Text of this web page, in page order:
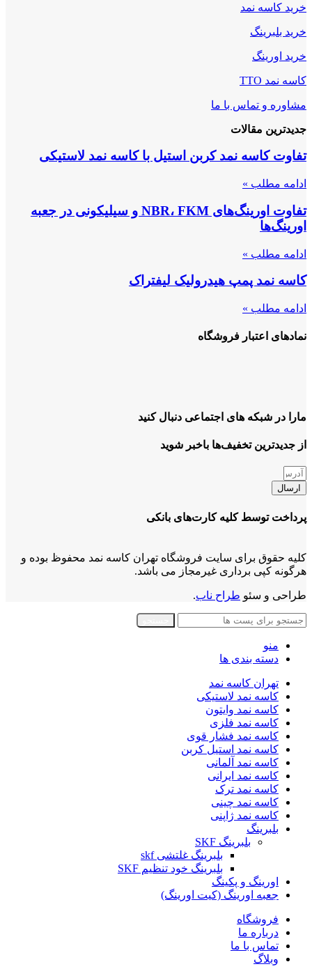
خرید کاسه نمد
خرید بلبرینگ
خرید اورینگ
کاسه نمد TTO
مشاوره و تماس با ما
جدیدترین مقالات
تفاوت کاسه نمد کربن استیل با کاسه نمد لاستیکی
ادامه مطلب »
تفاوت اورینگ‌های NBR، FKM و سیلیکونی در جعبه
اورینگ‌ها
ادامه مطلب »
کاسه نمد پمپ هیدرولیک لیفتراک
ادامه مطلب »
نمادهای اعتبار فروشگاه
مارا در شبکه های اجتماعی دنبال کنید
از جدیدترین تخفیف‌ها باخبر شوید
ارسال
پرداخت توسط کلیه کارت‌های بانکی
کلیه حقوق برای سایت فروشگاه تهران کاسه نمد محفوظ بوده و
هرگونه کپی برداری غیرمجاز می باشد.
طراحی و سئو طراح ناب.
منو
دسته بندی ها
تهران کاسه نمد
کاسه نمد لاستیکی
کاسه نمد وایتون
کاسه نمد فلزی
کاسه نمد فشار قوی
کاسه نمد استیل کربن
کاسه نمد آلمانی
کاسه نمد ایرانی
کاسه نمد ترک
کاسه نمد چینی
کاسه نمد ژاپنی
بلبرینگ
بلبرینگ SKF
بلبرینگ غلتشی skf
بلبرینگ خود تنظیم SKF
اورینگ و پکینگ
جعبه اورینگ (کیت اورینگ)
فروشگاه
درباره ما
تماس با ما
وبلاگ